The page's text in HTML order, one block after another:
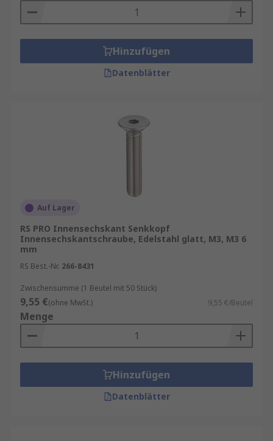
Hinzufügen
Datenblätter
Auf Lager
RS PRO Innensechskant Senkkopf
Innensechskantschraube, Edelstahl glatt, M3, M3 6
mm
RS Best.-Nr. 266-8431
Zwischensumme (1 Beutel mit 50 Stück)
9,55 €(ohne MwSt.) 9,55 €/Beutel
Menge
Hinzufügen
Datenblätter